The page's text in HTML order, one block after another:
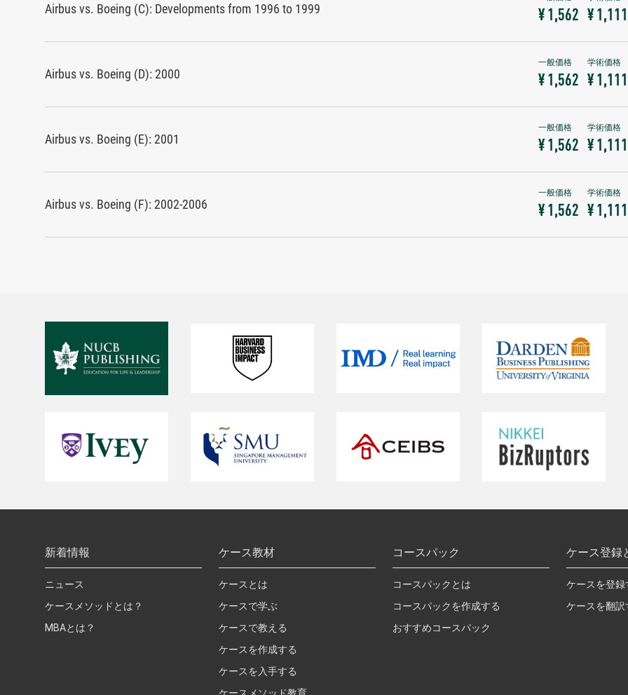
Airbus vs. Boeing (C): Developments from 1996 to 1999 ¥ 1,562 ¥ 1,111
Airbus vs. Boeing (D): 2000 ¥ 1,562 ¥ 1,111
Airbus vs. Boeing (E): 2001 ¥ 1,562 ¥ 1,111
Airbus vs. Boeing (F): 2002-2006 ¥ 1,562 ¥ 1,111
新着情報
ニュース
ケースメソッドとは？
MBAとは？
ケース教材
ケースとは
ケースで学ぶ
ケースで教える
ケースを作成する
ケースを入手する
コースパック
コースパックとは
コースパックを作成する
おすすめコースパック
ケース登録
ケースを登録
ケースを翻訳